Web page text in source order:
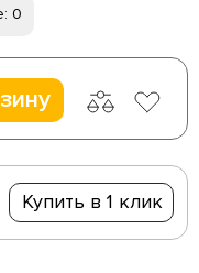
0
Купить в 1 клик